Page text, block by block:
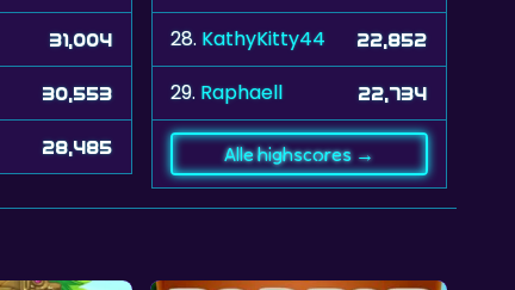
31,004
30,553
28,485
28. KathyKitty44 22,852
29. Raphaell 22,734
Alle highscores →